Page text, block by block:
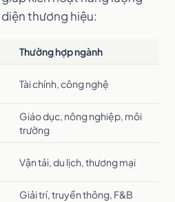
thương hiệu:
Thường hợp ngành
Tài chính, công nghệ
Giáo dục, nông nghiệp, môi
trường
Vận tải, du lịch, thương mại
Giải trí, truyền thông, F&B